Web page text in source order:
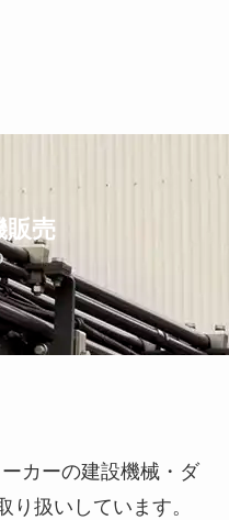
販売
カーの建設機械・ダ
り扱いしています。